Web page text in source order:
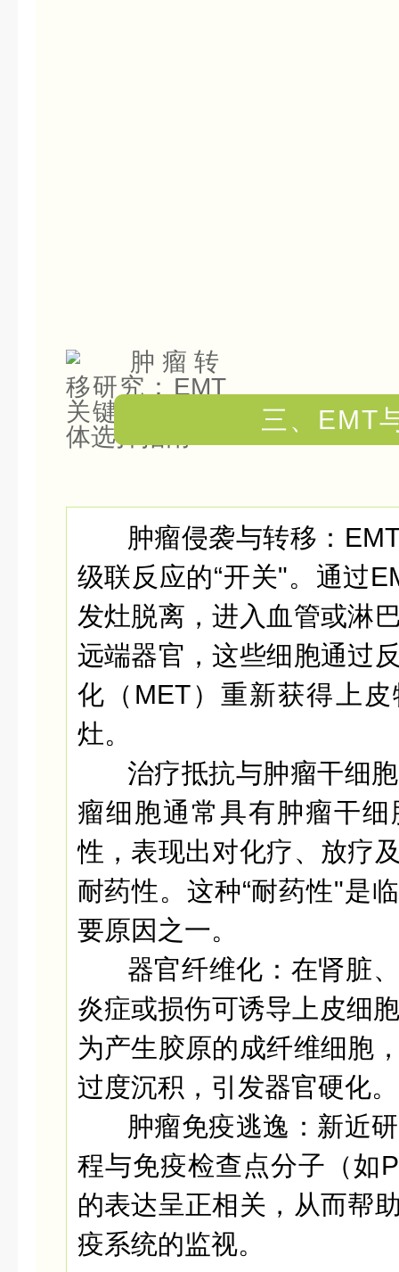
三、EMT
肿瘤侵袭与转移：
级联反应的“开关"。通过
发灶脱离，进入血管或淋
远端器官，这些细胞通过
化（MET）重新获得上
灶。
治疗抵抗与肿瘤干细
瘤细胞通常具有肿瘤干细
性，表现出对化疗、放疗
耐药性。这种“耐药性"是
要原因之一。
器官纤维化： 在肾脏
炎症或损伤可诱导上皮细
为产生胶原的成纤维细胞
过度沉积，引发器官硬化。
肿瘤免疫逃逸： 新近
程与免疫检查点分子（如
的表达呈正相关，从而帮
疫系统的监视。